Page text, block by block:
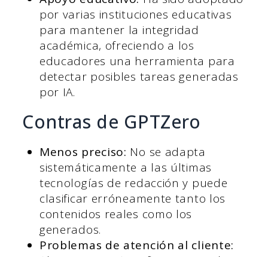
por varias instituciones educativas
para mantener la integridad
académica, ofreciendo a los
educadores una herramienta para
detectar posibles tareas generadas
por IA.
Contras de GPTZero
Menos preciso: No se adapta
sistemáticamente a las últimas
tecnologías de redacción y puede
clasificar erróneamente tanto los
contenidos reales como los
generados.
Problemas de atención al cliente: